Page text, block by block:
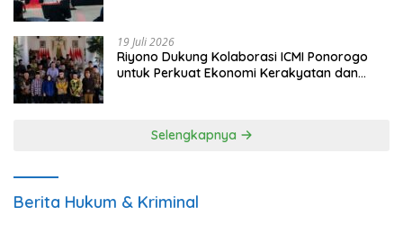
19 Juli 2026
Riyono Dukung Kolaborasi ICMI Ponorogo
untuk Perkuat Ekonomi Kerakyatan dan
Selengkapnya
Berita Hukum & Kriminal